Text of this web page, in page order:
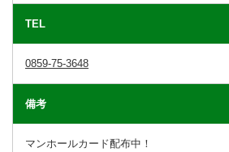
TEL
0859-75-3648
備考
マンホールカード配布中！